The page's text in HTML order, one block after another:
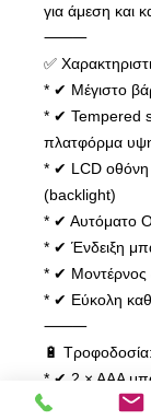
για άμεση και
⸻
✅
* ✔ Μέγιστο
* ✔ Tempered
πλατφόρμα
* ✔ LCD οθόνη
(backlight)
* ✔ Αυτόματο
* ✔ Ένδειξη
* ✔ Μοντέρνος
* ✔ Εύκολη
⸻
🔋 Τροφοδοσία:
* ✔ 2 × AAA
⸻